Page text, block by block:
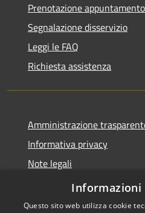
Prenotazione appuntamento
Segnalazione disservizio
Leggi le FAQ
Richiesta assistenza
Amministrazione
Informativa privacy
Note legali
Dichiarazione di accessibilità
Informazioni
Questo sito web utilizza cookie